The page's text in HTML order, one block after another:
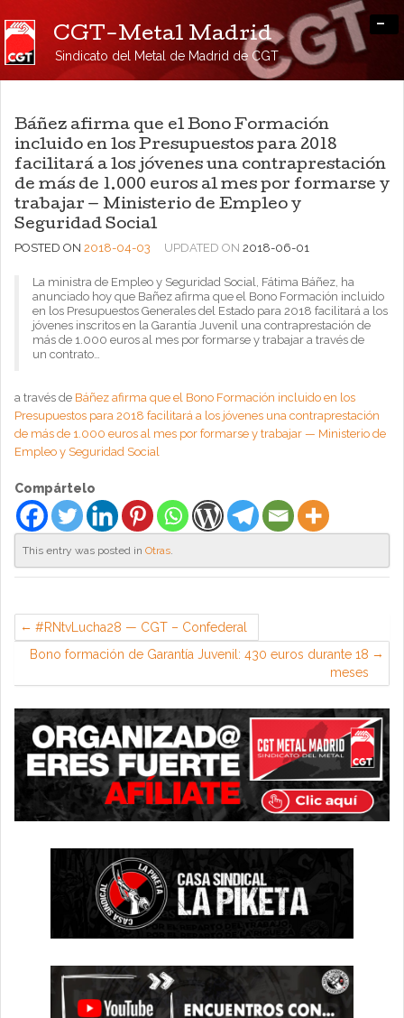
CGT-Metal Madrid
Sindicato del Metal de Madrid de CGT
-
Báñez afirma que el Bono Formación
incluido en los Presupuestos para 2018
facilitará a los jóvenes una contraprestación
de más de 1.000 euros al mes por formarse y
trabajar — Ministerio de Empleo y
Seguridad Social
POSTED ON 2018-04-03 UPDATED ON 2018-06-01
La ministra de Empleo y Seguridad Social, Fátima Báñez, ha
anunciado hoy que Bañez afirma que el Bono Formación incluido
en los Presupuestos Generales del Estado para 2018 facilitará a los
jóvenes inscritos en la Garantía Juvenil una contraprestación de
más de 1.000 euros al mes por formarse y trabajar a través de
un contrato…
a través de Báñez afirma que el Bono Formación incluido en los
Presupuestos para 2018 facilitará a los jóvenes una contraprestación
de más de 1.000 euros al mes por formarse y trabajar — Ministerio de
Empleo y Seguridad Social
Compártelo
This entry was posted in Otras.
#RNtvLucha28 — CGT – Confederal
Bono formación de Garantía Juvenil: 430 euros durante 18
meses